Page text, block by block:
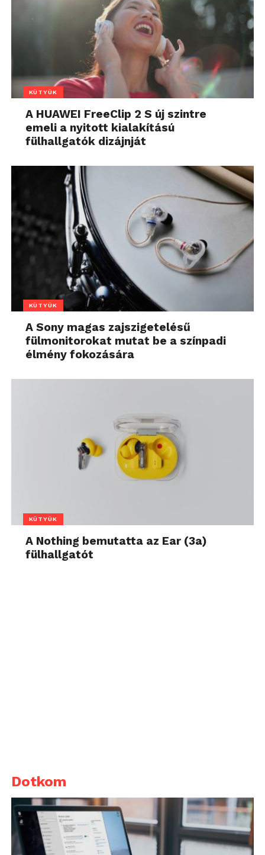
KÜTYÜK
A HUAWEI FreeClip 2 S új szintre
emeli a nyitott kialakítású
fülhallgatók dizájnját
KÜTYÜK
A Sony magas zajszigetelésű
fülmonitorokat mutat be a színpadi
élmény fokozására
KÜTYÜK
A Nothing bemutatta az Ear (3a)
fülhallgatót
Dotkom